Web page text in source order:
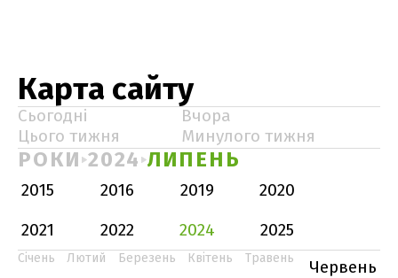
Карта сайту
Сьогодні
Вчора
Цього тижня
Минулого тижня
РОКИ 2024 ЛИПЕНЬ
2015 2016 2019
2020
2021
2022 2024 2025
Січень Лютий Березень Квітень Травень
Червень